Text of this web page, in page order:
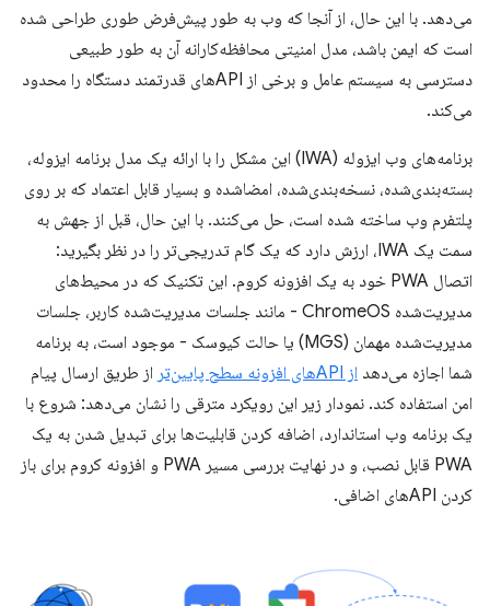
می‌دهد. با این حال، از آنجا که وب به طور پیش‌فرض طوری طراحی شده
است که ایمن باشد، مدل امنیتی محافظه‌کارانه آن به طور طبیعی
دسترسی به سیستم عامل و برخی از APIهای قدرتمند دستگاه را محدود
می‌کند.
برنامه‌های وب ایزوله (IWA) این مشکل را با ارائه یک مدل برنامه ایزوله،
بسته‌بندی‌شده، نسخه‌بندی‌شده، امضاشده و بسیار قابل اعتماد که بر روی
پلتفرم وب ساخته شده است، حل می‌کنند. با این حال، قبل از جهش به
سمت یک IWA، ارزش دارد که یک گام تدریجی‌تر را در نظر بگیرید:
اتصال PWA خود به یک افزونه کروم. این تکنیک که در محیط‌های
مدیریت‌شده ChromeOS - مانند جلسات مدیریت‌شده کاربر، جلسات
مدیریت‌شده مهمان (MGS) یا حالت کیوسک - موجود است، به برنامه
شما اجازه می‌دهد از APIهای افزونه سطح پایین‌تر
از طریق ارسال پیام
امن استفاده کند. نمودار زیر این رویکرد مترقی را نشان می‌دهد: شروع با
یک برنامه وب استاندارد، اضافه کردن قابلیت‌ها برای تبدیل شدن به یک
PWA قابل نصب، و در نهایت بررسی مسیر PWA و افزونه کروم برای باز
کردن APIهای اضافی.